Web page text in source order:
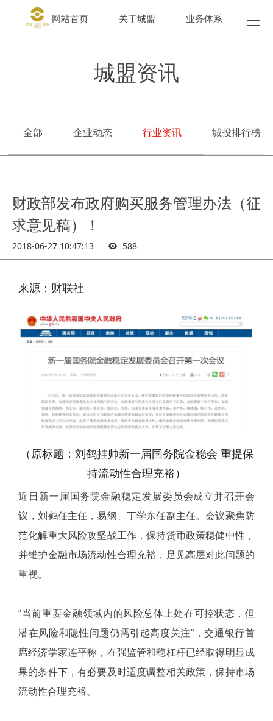
网站首页 关于城盟 业务体系 城
城盟资讯
全部 企业动态 行业资讯 城投排行榜
财政部发布政府购买服务管理办法（征
求意见稿）！
2018-06-27 10:47:13 588
来源：财联社
（原标题：刘鹤挂帅新一届国务院金稳会 重提保
持流动性合理充裕）
近日新一届国务院金融稳定发展委员会成立并召开会
议，刘鹤任主任，易纲、丁学东任副主任。会议聚焦防
范化解重大风险攻坚战工作，保持货币政策稳健中性，
并维护金融市场流动性合理充裕，足见高层对此问题的
重视。
“当前重要金融领域内的风险总体上处在可控状态，但
潜在风险和隐性问题仍需引起高度关注”，交通银行首
席经济学家连平称，在强监管和稳杠杆已经取得明显成
果的条件下，有必要及时适度调整相关政策，保持市场
流动性合理充裕。